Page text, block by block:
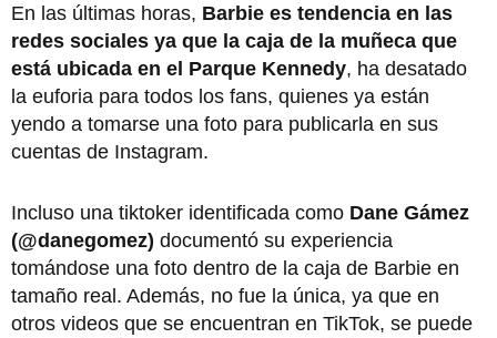
En las últimas horas, Barbie es tendencia en las
redes sociales ya que la caja de la muñeca que
está ubicada en el Parque Kennedy, ha desatado
la euforia para todos los fans, quienes ya están
yendo a tomarse una foto para publicarla en sus
cuentas de Instagram.
Incluso una tiktoker identificada como Dane Gámez
(@danegomez) documentó su experiencia
tomándose una foto dentro de la caja de Barbie en
tamaño real. Además, no fue la única, ya que en
otros videos que se encuentran en TikTok, se puede